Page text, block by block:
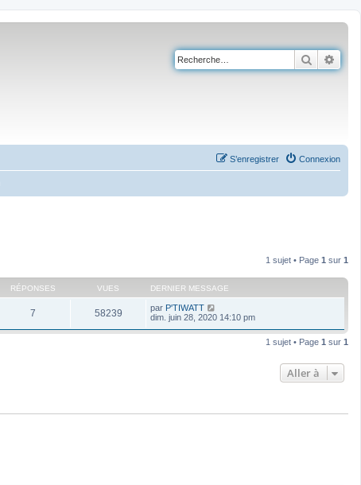
Connexion
S’enregistrer
1 sujet • Page 1 sur 1
RÉPONSES VUES DERNIER MESSAGE
7 58239 par P'TIWATT
dim. juin 28, 2020 14:10 pm
1 sujet • Page 1 sur 1
Aller à